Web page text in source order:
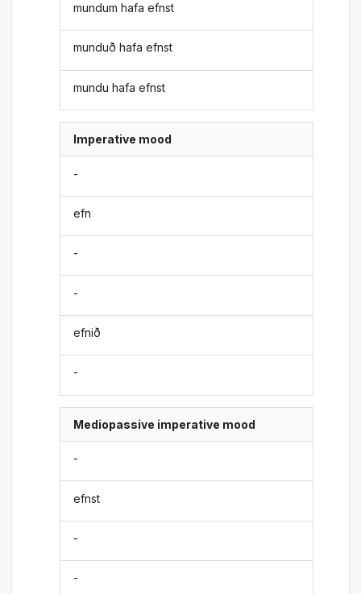
mundum hafa efnst
munduð hafa efnst
mundu hafa efnst
Imperative mood
-
efn
-
-
efnið
-
Mediopassive imperative mood
-
efnst
-
-